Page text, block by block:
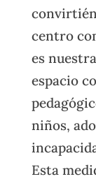
centro
es
espacio
niños,
Esta